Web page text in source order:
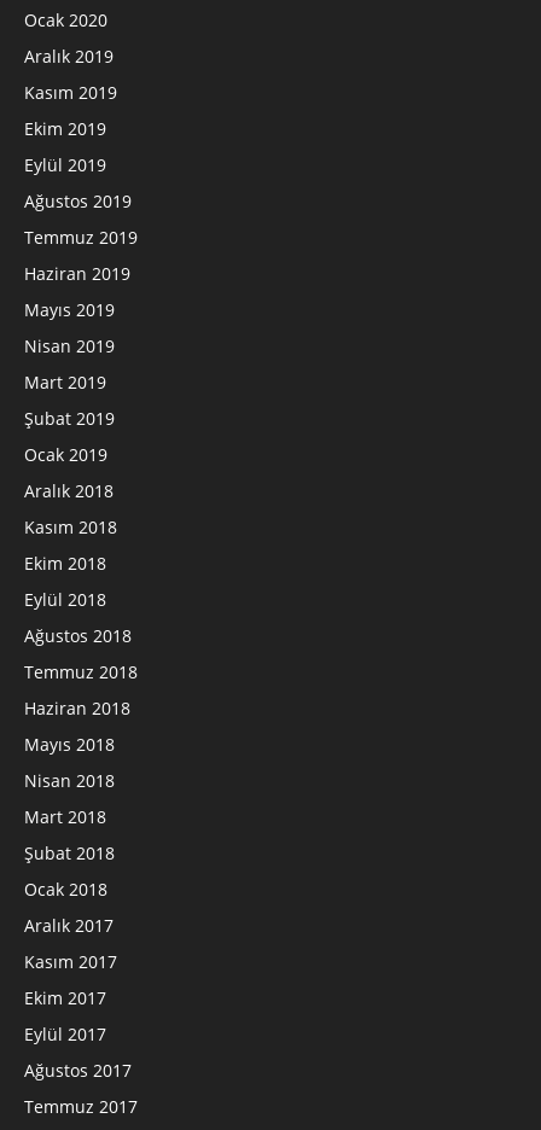
Ocak 2020
Aralık 2019
Kasım 2019
Ekim 2019
Eylül 2019
Ağustos 2019
Temmuz 2019
Haziran 2019
Mayıs 2019
Nisan 2019
Mart 2019
Şubat 2019
Ocak 2019
Aralık 2018
Kasım 2018
Ekim 2018
Eylül 2018
Ağustos 2018
Temmuz 2018
Haziran 2018
Mayıs 2018
Nisan 2018
Mart 2018
Şubat 2018
Ocak 2018
Aralık 2017
Kasım 2017
Ekim 2017
Eylül 2017
Ağustos 2017
Temmuz 2017